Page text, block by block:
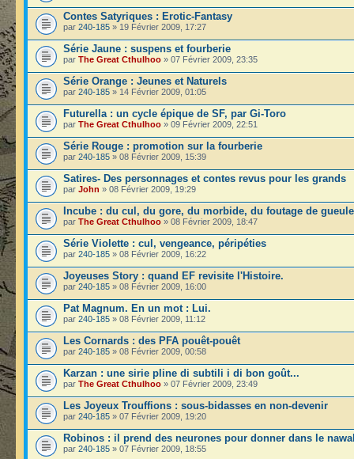
Contes Satyriques : Erotic-Fantasy
par 240-185 » 19 Février 2009, 17:27
Série Jaune : suspens et fourberie
par The Great Cthulhoo » 07 Février 2009, 23:35
Série Orange : Jeunes et Naturels
par 240-185 » 14 Février 2009, 01:05
Futurella : un cycle épique de SF, par Gi-Toro
par The Great Cthulhoo » 09 Février 2009, 22:51
Série Rouge : promotion sur la fourberie
par 240-185 » 08 Février 2009, 15:39
Satires- Des personnages et contes revus pour les grands
par John » 08 Février 2009, 19:29
Incube : du cul, du gore, du morbide, du foutage de gueule
par The Great Cthulhoo » 08 Février 2009, 18:47
Série Violette : cul, vengeance, péripéties
par 240-185 » 08 Février 2009, 16:22
Joyeuses Story : quand EF revisite l'Histoire.
par 240-185 » 08 Février 2009, 16:00
Pat Magnum. En un mot : Lui.
par 240-185 » 08 Février 2009, 11:12
Les Cornards : des PFA pouêt-pouêt
par 240-185 » 08 Février 2009, 00:58
Karzan : une sirie pline di subtili i di bon goût...
par The Great Cthulhoo » 07 Février 2009, 23:49
Les Joyeux Trouffions : sous-bidasses en non-devenir
par 240-185 » 07 Février 2009, 19:20
Robinos : il prend des neurones pour donner dans le
par 240-185 » 07 Février 2009, 18:55